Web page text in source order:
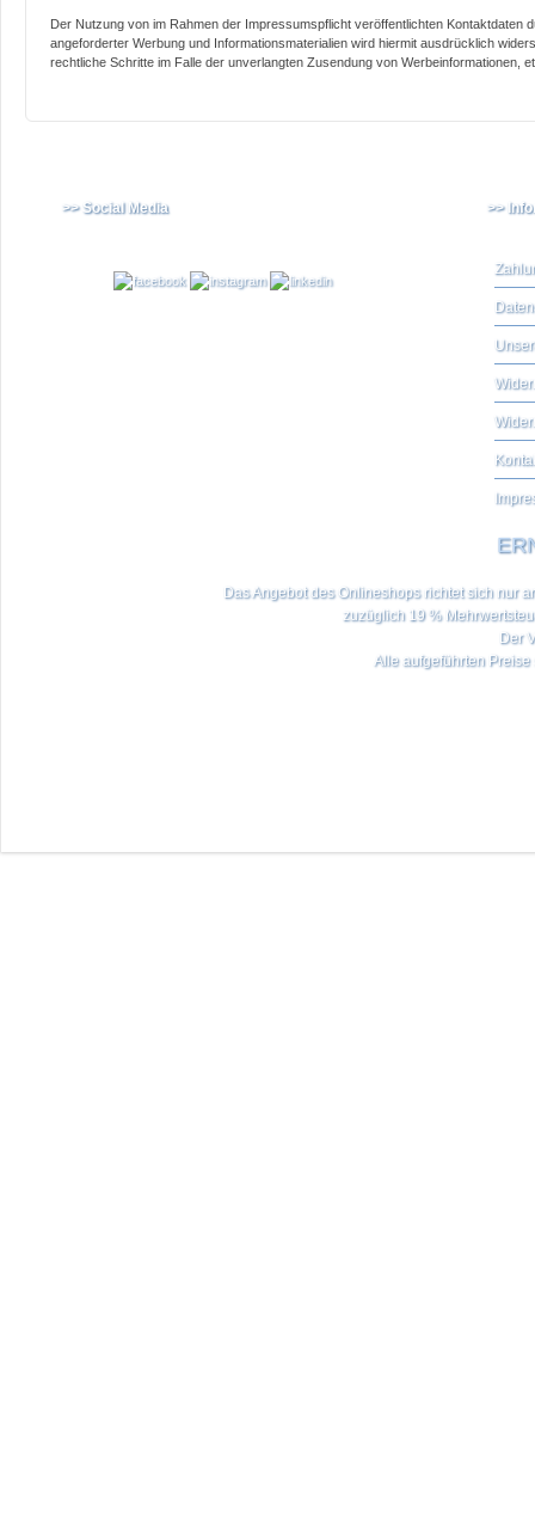
Der Nutzung von im Rahmen der Impressumspflicht veröffentlichten Kontaktdaten
angeforderter Werbung und Informationsmaterialien wird hiermit ausdrücklich
rechtliche Schritte im Falle der unverlangten Zusendung von Werbeinformationen,
>> Social Media >>
Das Angebot des Onlineshops richtet sich nur
zuzüglich 19 %
Der
Alle aufgeführten